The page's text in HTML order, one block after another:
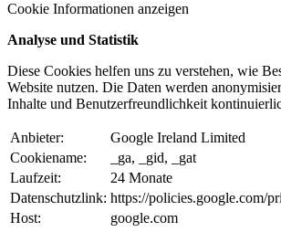
Cookie Informationen anzeigen
Analyse und Statistik
Diese Cookies helfen uns zu verstehen, wie
Website nutzen. Die Daten werden
Inhalte und Benutzerfreundlichkeit
Anbieter:
Google Ireland Limited
Cookiename:
_ga, _gid, _gat
Laufzeit:
24 Monate
Datenschutzlink: https://policies.google.com/
Host:
google.com